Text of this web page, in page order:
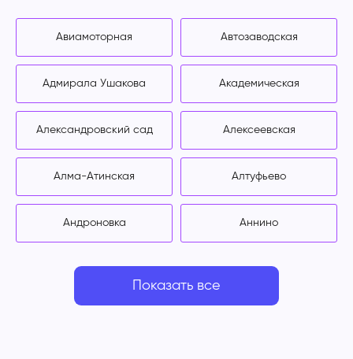
Авиамоторная Автозаводская
Адмирала Ушакова Академическая
Александровский сад Алексеевская
Алма-Атинская Алтуфьево
Андроновка Аннино
Показать все